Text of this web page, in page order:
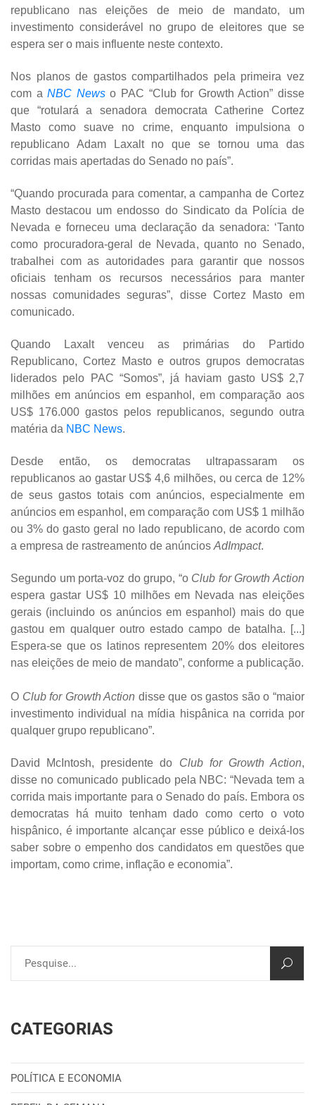
republicano nas eleições de meio de mandato, um
investimento considerável no grupo de eleitores que se
espera ser o mais influente neste contexto.
Nos planos de gastos compartilhados pela primeira vez
com aNBC Newso PAC “Club for Growth Action” disse
que “rotulará a senadora democrata Catherine Cortez
Masto como suave no crime, enquanto impulsiona o
republicano Adam Laxalt no que se tornou uma das
corridas mais apertadas do Senado no país”.
“Quando procurada para comentar, a campanha de Cortez
Masto destacou um endosso do Sindicato da Polícia de
Nevada e forneceu uma declaração da senadora: ‘Tanto
como procuradora-geral de Nevada, quanto no Senado,
trabalhei com as autoridades para garantir que nossos
oficiais tenham os recursos necessários para manter
nossas comunidades seguras”, disse Cortez Masto em
comunicado.
Quando Laxalt venceu as primárias do Partido
Republicano, Cortez Masto e outros grupos democratas
liderados pelo PAC “Somos”, já haviam gasto US$ 2,7
milhões em anúncios em espanhol, em comparação aos
US$ 176.000 gastos pelos republicanos, segundo outra
matéria da NBC News.
Desde então, os democratas ultrapassaram os
republicanos ao gastar US$ 4,6 milhões, ou cerca de 12%
de seus gastos totais com anúncios, especialmente em
anúncios em espanhol, em comparação com US$ 1 milhão
ou 3% do gasto geral no lado republicano, de acordo com
a empresa de rastreamento de anúncios AdImpact.
Segundo um porta-voz do grupo, “o Club for Growth Action
espera gastar US$ 10 milhões em Nevada nas eleições
gerais (incluindo os anúncios em espanhol) mais do que
gastou em qualquer outro estado campo de batalha. [...]
Espera-se que os latinos representem 20% dos eleitores
nas eleições de meio de mandato”, conforme a publicação.
O Club for Growth Action disse que os gastos são o “maior
investimento individual na mídia hispânica na corrida por
qualquer grupo republicano”.
David McIntosh, presidente do Club for Growth Action,
disse no comunicado publicado pela NBC: “Nevada tem a
corrida mais importante para o Senado do país. Embora os
democratas há muito tenham dado como certo o voto
hispânico, é importante alcançar esse público e deixá-los
saber sobre o empenho dos candidatos em questões que
importam, como crime, inflação e economia”.
CATEGORIAS
POLÍTICA E ECONOMIA